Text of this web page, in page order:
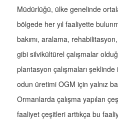
Müdürlüğü, ülke genelinde
bölgede her yıl faaliyette
bakımı, aralama,
gibi silvikültürel çalışmalar
plantasyon çalışmaları
odun üretimi OGM için yalnız
Ormanlarda çalışma yapılan
faaliyet çeşitleri arttıkça bu